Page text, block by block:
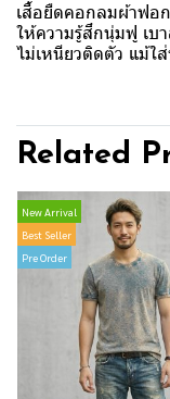
เสื้อยืดคอกลมผ้าฟอ
ให้ความรู้สึกนุ่มฟู เบ
ไม่เหนียวติดตัว แม้ใ
Related
New Arrival
Best Seller
Pre Order